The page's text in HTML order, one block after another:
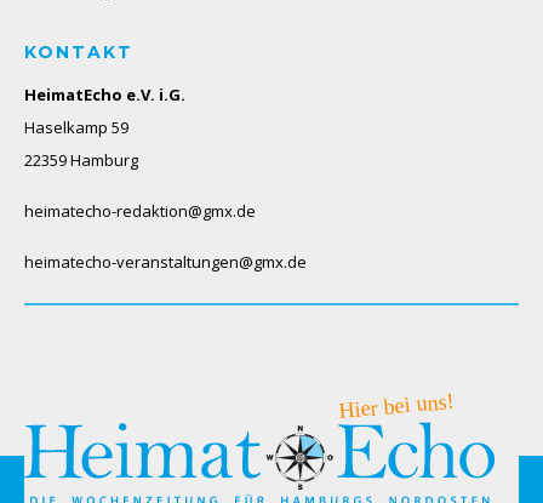
KONTAKT
HeimatEcho e.V. i.G.
Haselkamp 59
22359 Hamburg
heimatecho-redaktion@gmx.de
heimatecho-veranstaltungen@gmx.de